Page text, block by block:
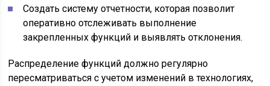
Создать систему отчетности, которая позволит
оперативно отслеживать выполнение
закрепленных функций и выявлять отклонения.
Распределение функций должно регулярно
пересматриваться с учетом изменений в технологиях,